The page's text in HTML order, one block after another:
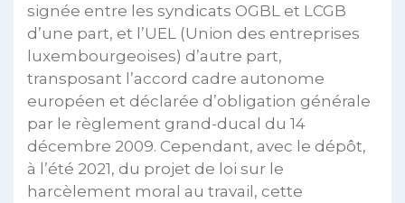
signée entre les syndicats OGBL et LCGB
d’une part, et l’UEL (Union des entreprises
luxembourgeoises) d’autre part,
transposant l’accord cadre autonome
européen et déclarée d’obligation générale
par le règlement grand-ducal du 14
décembre 2009. Cependant, avec le dépôt,
à l’été 2021, du projet de loi sur le
harcèlement moral au travail, cette